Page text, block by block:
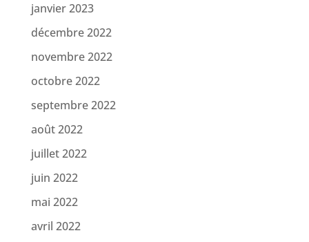
janvier 2023
décembre 2022
novembre 2022
octobre 2022
septembre 2022
août 2022
juillet 2022
juin 2022
mai 2022
avril 2022